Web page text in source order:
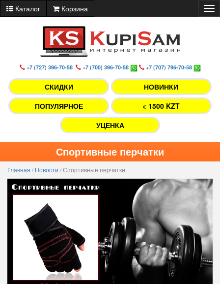
Каталог Корзина
+7 (727) 396-70-58 +7 (700) 396-70-58 +7 (707) 796-70-58
СКИДКИ
НОВИНКИ
ПОПУЛЯРНОЕ
< 1500 KZT
УЦЕНКА
Спортивные перчатки
Главная /Новости /Спортивные перчатки